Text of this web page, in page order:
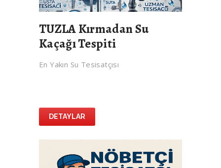
TUZLA Kırmadan Su
Kaçağı Tespiti
En Yakın Su Tesisatçısı
DETAYLAR